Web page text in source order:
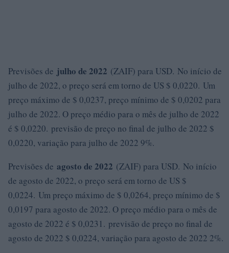
Previsões de julho de 2022 (ZAIF) para USD. No início de
julho de 2022, o preço será em torno de US $ 0,0220. Um
preço máximo de $ 0,0237, preço mínimo de $ 0,0202 para
julho de 2022. O preço médio para o mês de julho de 2022
é $ 0,0220. previsão de preço no final de julho de 2022 $
0,0220, variação para julho de 2022 9%.
Previsões de agosto de 2022 (ZAIF) para USD. No início
de agosto de 2022, o preço será em torno de US $
0,0224. Um preço máximo de $ 0,0264, preço mínimo de $
0,0197 para agosto de 2022. O preço médio para o mês de
agosto de 2022 é $ 0,0231. previsão de preço no final de
agosto de 2022 $ 0,0224, variação para agosto de 2022 2%.